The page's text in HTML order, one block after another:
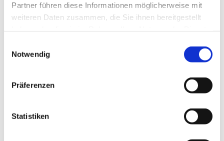
Partner führen diese Informationen möglicherweise mit
weiteren Daten zusammen, die Sie ihnen bereitgestellt
Notwendig
Präferenzen
Statistiken
Region Mühlviertel
23. Juni 2022
ertsmals seit längerer Pause wieder die regionalen
in der
Edlmühle.
Obmann Josef Plöchl präsentierte der amtierende Obmann Karl
Himmelbauer die Geschichte des Hauses und die aktuellen